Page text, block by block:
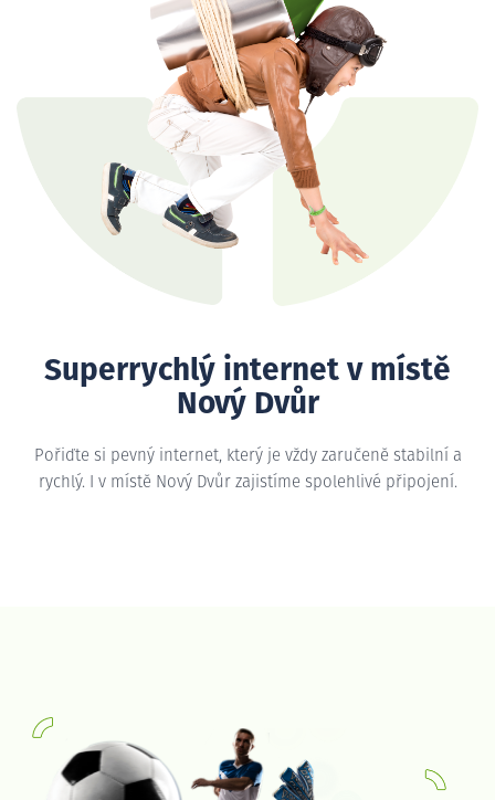
Superrychlý internet v místě
Nový Dvůr
Pořiďte si pevný internet, který je vždy zaručeně stabilní a
rychlý. I v místě Nový Dvůr zajistíme spolehlivé připojení.